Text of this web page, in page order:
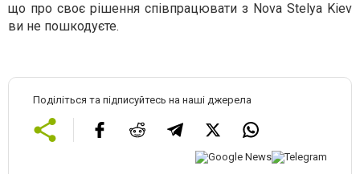
що про своє рішення співпрацювати з Nova Stelya Kiev
ви не пошкодуєте.
Поділіться та підписуйтесь на наші джерела